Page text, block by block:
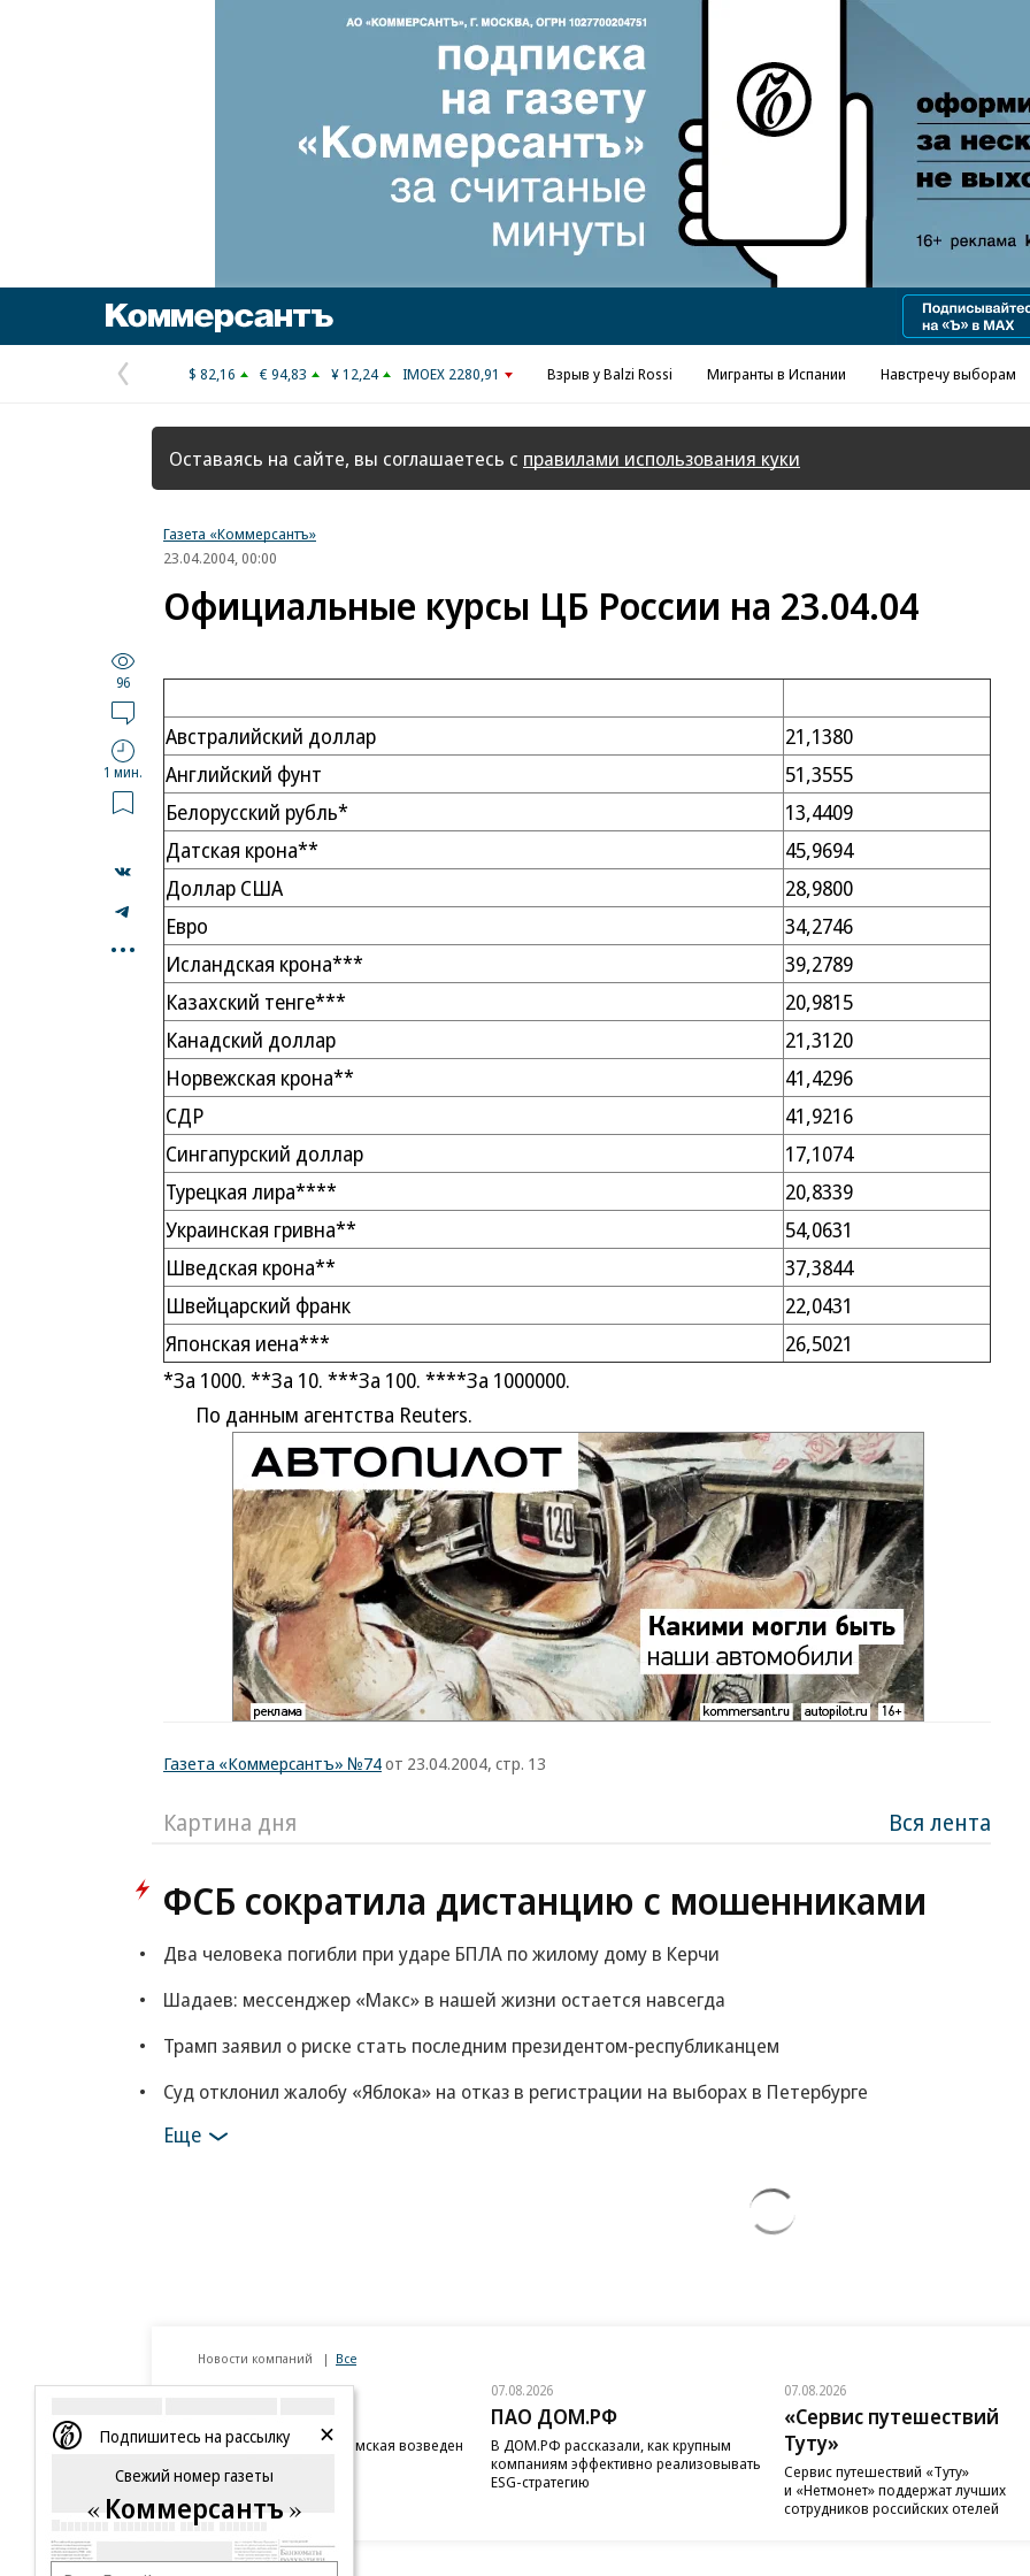
Предыдущая
страница
$ 82,16 € 94,83 ¥ 12,24 IMOEX 2280,91 Взрыв у Balzi Rossi Мигранты в Испании Навстречу выборам
Оставаясь на сайте, вы соглашаетесь с правилами использования куки
Газета «Коммерсантъ»
23.04.2004, 00:00
Официальные курсы ЦБ России на 23.04.04
96
1 мин.
...
Австралийский доллар
21,1380
Английский фунт
51,3555
Белорусский рубль*
13,4409
Датская крона**
45,9694
Доллар США
28,9800
Евро
34,2746
Исландская крона***
39,2789
Казахский тенге***
20,9815
Канадский доллар
21,3120
Норвежская крона**
41,4296
СДР
41,9216
Сингапурский доллар
17,1074
Турецкая лира****
20,8339
Украинская гривна**
54,0631
Шведская крона**
37,3844
Швейцарский франк
22,0431
Японская иена***
26,5021
*За 1000. **За 10. ***За 100. ****За 1000000.
По данным агентства Reuters.
Газета «Коммерсантъ» №74от 23.04.2004, стр. 13
Картина дня Вся лента
ФСБ сократила дистанцию с мошенниками
Два человека погибли при ударе БПЛА по жилому дому в Керчи
Шадаев: мессенджер «Макс» в нашей жизни остается навсегда
Трамп заявил о риске стать последним президентом-республиканцем
Суд отклонил жалобу «Яблока» на отказ в регистрации на выборах в Петербурге
Еще
Новости компаний Все
07.08.2026
Бизнес-центр STONE Римская возведен
07.08.2026
ПАО ДОМ.РФ
В ДОМ.РФ рассказали, как крупным
компаниям эффективно реализовывать
ESG-стратегию
07.08.2026
«Сервис путешествий
Туту»
Сервис путешествий «Туту»
и «Нетмонет» поддержат лучших
сотрудников российских отелей
Подпишитесь на рассылку
Свежий номер газеты
Коммерсантъ